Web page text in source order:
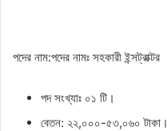
পদের নাম:পদের নামঃ সহকারী ইন্সট্রাক্টর
পদ সংখ্যাঃ ০১ টি।
বেতন: ২২,০০০-৫৩,০৬০ টাকা।